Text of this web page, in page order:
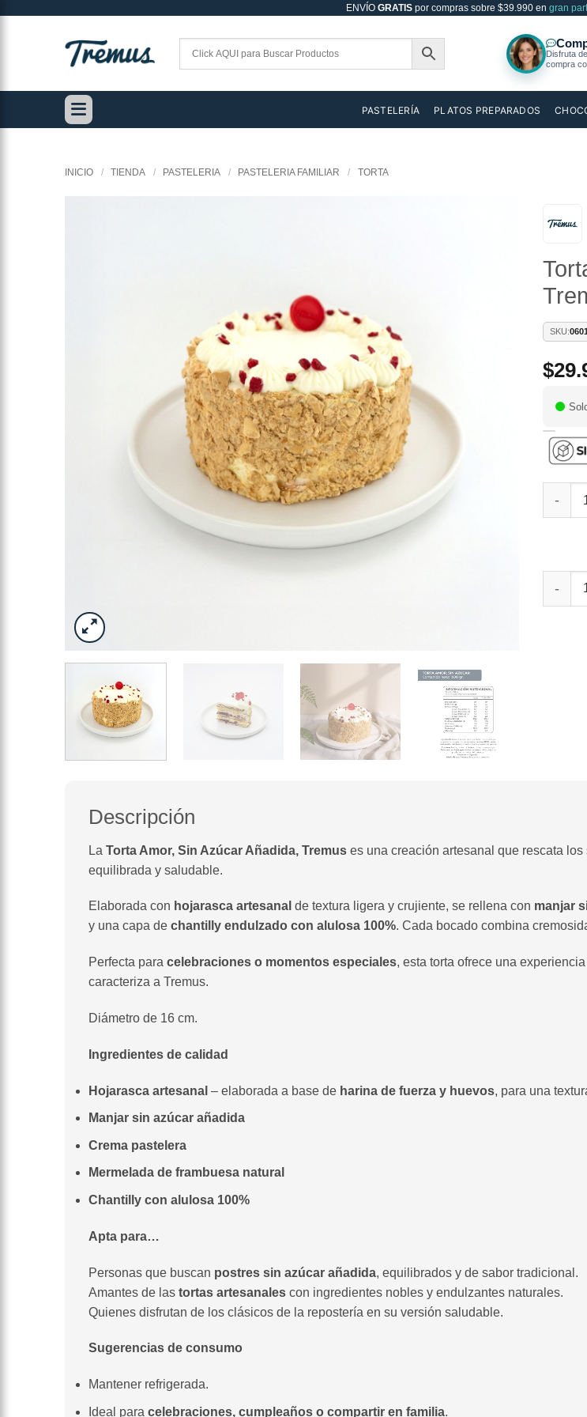
ENVÍO GRATISpor compras sobre $39.990 en gran
PASTELERÍA PLATOS PREPARADOS
INICIO / TIENDA / PASTELERIA / PASTELERIA FAMILIAR / TORTA
SKU:
$
Torta
Descripción
LaTorta Amor, Sin Azúcar Añadida, Tremus es una creación artesanal que rescata
equilibrada y saludable.
Elaborada con hojarasca artesanal de textura ligera y crujiente, se rellena con manjar
y una capa dechantilly endulzado con alulosa 100%. Cada bocado combina
Perfecta paracelebraciones o momentos especiales, esta torta ofrece una
caracteriza a Tremus.
Diámetro de 16 cm.
Ingredientes de calidad
Hojarasca artesanal – elaborada a base de harina de fuerza y huevos, para una
Manjar sin azúcar añadida
Crema pastelera
Mermelada de frambuesa natural
Chantilly con alulosa 100%
Apta para…
Personas que buscan postres sin azúcar añadida, equilibrados y de sabor tradicional.
Amantes de lastortas artesanales con ingredientes nobles y endulzantes naturales.
Quienes disfrutan de los clásicos de la repostería en su versión saludable.
Sugerencias de consumo
Mantener refrigerada.
Ideal paracelebraciones, cumpleaños o compartir en familia.